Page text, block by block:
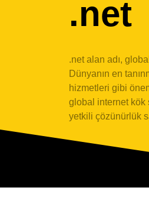
net
.net alan adı,
Dünyanın en
hizmetleri gibi
global internet kök
yetkili çözünürlük